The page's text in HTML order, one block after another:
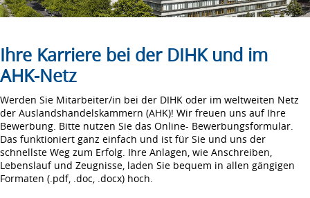
Ihre Karriere bei der DIHK und im
AHK-Netz
Werden Sie Mitarbeiter/in bei der DIHK oder im weltweiten Netz
der Auslandshandelskammern (AHK)! Wir freuen uns auf Ihre
Bewerbung. Bitte nutzen Sie das Online- Bewerbungsformular.
Das funktioniert ganz einfach und ist für Sie und uns der
schnellste Weg zum Erfolg. Ihre Anlagen, wie Anschreiben,
Lebenslauf und Zeugnisse, laden Sie bequem in allen gängigen
Formaten (.pdf, .doc, .docx) hoch.